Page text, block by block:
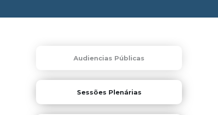
Audiencias Públicas
Sessões Plenárias